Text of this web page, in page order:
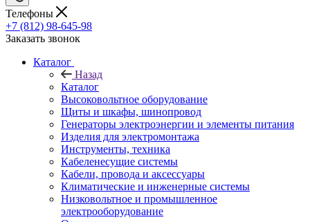
Телефоны
+7 (812) 98-645-98
Заказать звонок
Каталог
Назад
Каталог
Высоковольтное оборудование
Щиты и шкафы, шинопровод
Генераторы электроэнергии и элементы питания
Изделия для электромонтажа
Инструменты, техника
Кабеленесущие системы
Кабели, провода и аксессуары
Климатические и инженерные системы
Низковольтное и промышленное
электрооборудование